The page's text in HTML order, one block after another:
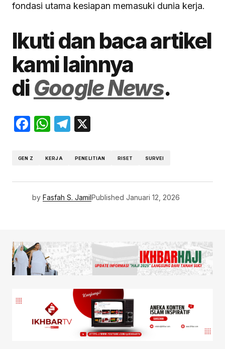
fondasi utama kesiapan memasuki dunia kerja.
Ikuti dan baca artikel
kami lainnya
diGoogle News.
Facebook
WhatsApp
Telegram
GEN Z KERJA PENELITIAN RISET SURVEI
by Fasfah S. JamilPublished Januari 12, 2026